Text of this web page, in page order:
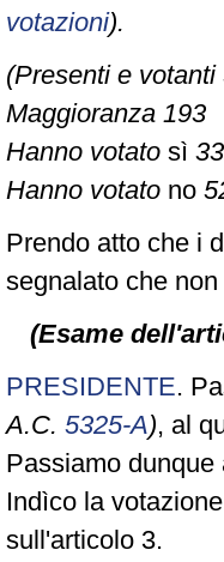
votazioni).
(Presenti e votanti
Maggioranza 193
Hanno votato sì
Hanno votato no
Prendo atto che i
segnalato che
(Esame
PRESIDENTE.
A.C. 5325-A), al
Passiamo dunque
Indìco la
sull'articolo 3.